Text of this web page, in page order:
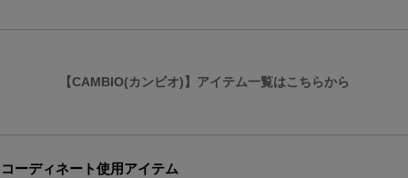
【CAMBIO(カンビオ)】アイテム一覧はこちらから
コーディネート使用アイテム